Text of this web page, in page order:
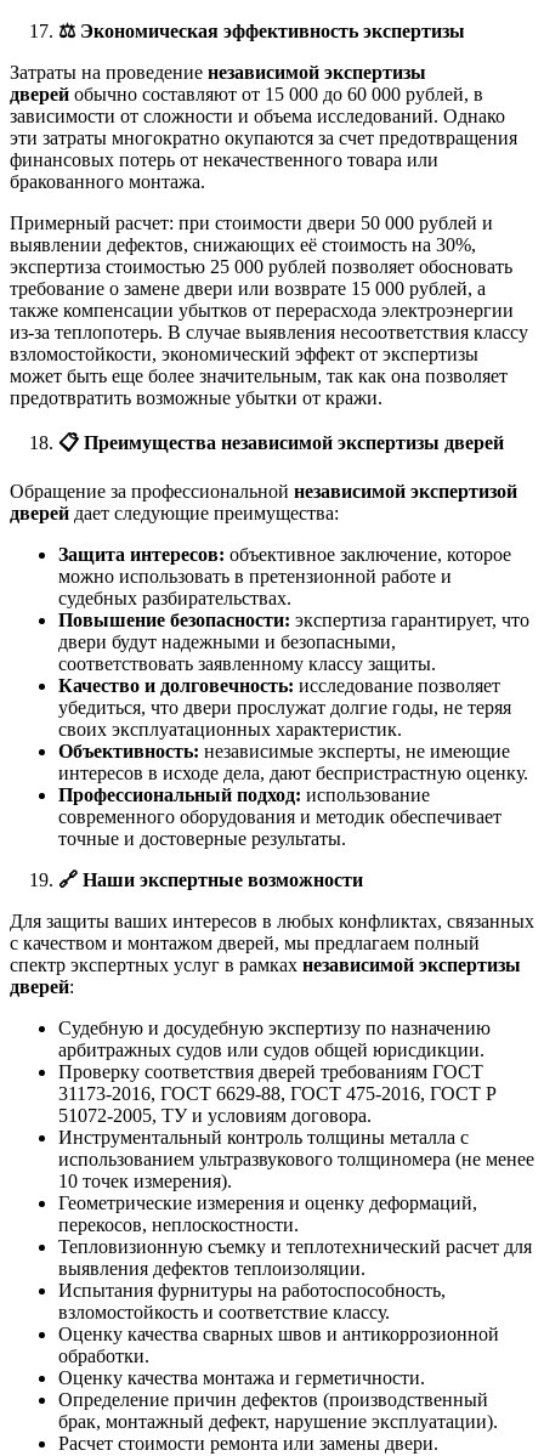
⚖️ Экономическая эффективность экспертизы
Затраты на проведение независимой экспертизы
дверей обычно составляют от 15 000 до 60 000 рублей, в
зависимости от сложности и объема исследований. Однако
эти затраты многократно oкупаются за счет предотвращения
финансовых потерь от некачественного товара или
бракованного монтажа.
Примерный расчет: при стоимости двери 50 000 рублей и
выявлении дефектов, снижающих её стоимость на 30%,
экспертиза стоимостью 25 000 рублей позволяет обосновать
требование о замене двери или возврате 15 000 рублей, а
также компенсации убытков от перерасхода электроэнергии
из-за теплопотерь. В случае выявления несоответствия классу
взломостойкости, экономический эффект от экспертизы
может быть еще более значительным, так как она позволяет
предотвратить возможные убытки от кражи.
📋 Преимущества независимой экспертизы дверей
Обращение за профессиональной независимой экспертизой
дверей дает следующие преимущества:
Защита интересов: объективное заключение, которое
можно использовать в претензионной работе и
судебных разбирательствах.
Повышение безопасности: экспертиза гарантирует, что
двери будут надежными и безопасными,
соответствовать заявленному классу защиты.
Качество и долговечность: исследование позволяет
убедиться, что двери прослужат долгие годы, не теряя
своих эксплуатационных характеристик.
Объективность: независимые эксперты, не имеющие
интересов в исходе дела, дают беспристрастную оценку.
Профессиональный подход: использование
современного оборудования и методик обеспечивает
точные и достоверные результаты.
🔗 Наши экспертные возможности
Для защиты ваших интересов в любых конфликтах, связанных
с качеством и монтажом дверей, мы предлагаем полный
спектр экспертных услуг в рамках независимой экспертизы
дверей:
Судебную и досудебную экспертизу по назначению
арбитражных судов или судов общей юрисдикции.
Проверку соответствия дверей требованиям ГОСТ
31173-2016, ГОСТ 6629-88, ГОСТ 475-2016, ГОСТ Р
51072-2005, ТУ и условиям договора.
Инструментальный контроль толщины металла с
использованием ультразвукового толщиномера (не менее
10 точек измерения).
Геометрические измерения и оценку деформаций,
перекосов, неплоскостности.
Тепловизионную съемку и теплотехнический расчет для
выявления дефектов теплоизоляции.
Испытания фурнитуры на работоспособность,
взломостойкость и соответствие классу.
Оценку качества сварных швов и антикоррозионной
обработки.
Оценку качества монтажа и герметичности.
Определение причин дефектов (производственный
брак, монтажный дефект, нарушение эксплуатации).
Расчет стоимости ремонта или замены двери.